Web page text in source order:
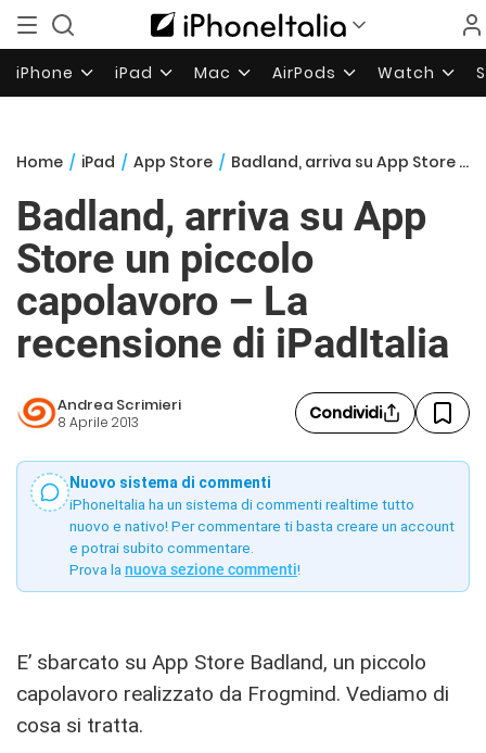
iPhone iPad Mac AirPods Watch
Home / iPad / App Store / Badland, arriva su App Store un piccolo capolavoro – La recensione di iPadItalia
Badland, arriva su App
Store un piccolo
capolavoro – La
recensione di iPadItalia
Andrea Scrimieri
8 Aprile 2013 Condividi
Nuovo sistema di commenti
iPhoneItalia ha un sistema di commenti realtime tutto
nuovo e nativo! Per commentare ti basta creare un account
e potrai subito commentare.
Prova la nuova sezione commenti!
E’ sbarcato su App Store Badland, un piccolo
capolavoro realizzato da Frogmind. Vediamo di
cosa si tratta.